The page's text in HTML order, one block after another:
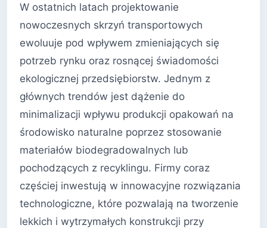
W ostatnich latach projektowanie
nowoczesnych skrzyń transportowych
ewoluuje pod wpływem zmieniających się
potrzeb rynku oraz rosnącej świadomości
ekologicznej przedsiębiorstw. Jednym z
głównych trendów jest dążenie do
minimalizacji wpływu produkcji opakowań na
środowisko naturalne poprzez stosowanie
materiałów biodegradowalnych lub
pochodzących z recyklingu. Firmy coraz
częściej inwestują w innowacyjne rozwiązania
technologiczne, które pozwalają na tworzenie
lekkich i wytrzymałych konstrukcji przy